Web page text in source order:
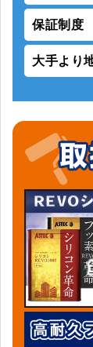
保証制度
大手より